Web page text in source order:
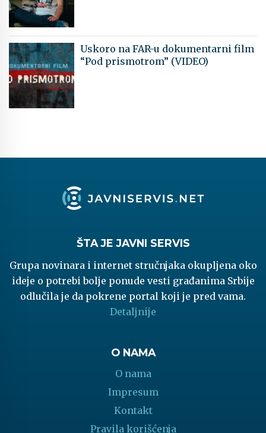
Uskoro na FAR-u dokumentarni film
“Pod prismotrom” (VIDEO)
ŠTA JE JAVNI SERVIS
Grupa novinara i internet stručnjaka okupljena oko
ideje o potrebi bolje ponude vesti građanima Srbije
odlučila je da pokrene portal koji je pred vama.
Detaljnije
O NAMA
O nama
Impresum
Kontakt
Pravila korišćenja